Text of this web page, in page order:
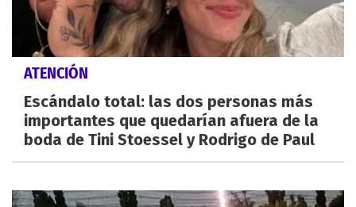
ATENCIÓN
Escándalo total: las dos personas más
importantes que quedarían afuera de la
boda de Tini Stoessel y Rodrigo de Paul